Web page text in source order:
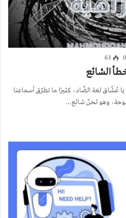
0
63
الشائع
عُشّاق لغة الضّاد، كثيرًا ما تطرّق أسماعنا
وهو لحنٌ شائع…